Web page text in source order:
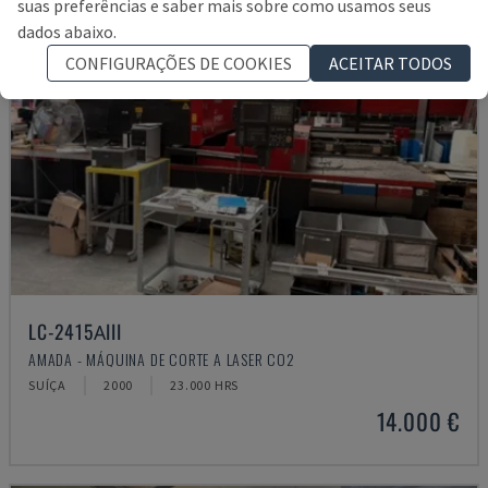
LC-2415ΑIII
AMADA - MÁQUINA DE CORTE A LASER CO2
SUÍÇA 2000 23.000 HRS
14.000 €
suas preferências e saber mais sobre como usamos seus
dados abaixo.
CONFIGURAÇÕES DE COOKIES
ACEITAR TODOS